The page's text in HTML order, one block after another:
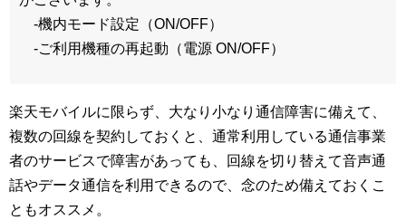
-機内モード設定（ON/OFF）
-ご利用機種の再起動（電源 ON/OFF）
楽天モバイルに限らず、大なり小なり通信障害に備えて、
複数の回線を契約しておくと、通常利用している通信事業
者のサービスで障害があっても、回線を切り替えて音声通
話やデータ通信を利用できるので、念のため備えておくこ
ともオススメ。